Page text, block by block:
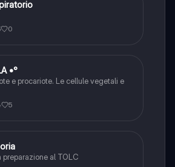
0
•°
e procariote. Le cellule vegetali e
5
preparazione al TOLC